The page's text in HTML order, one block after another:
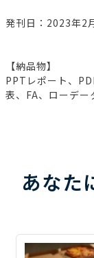
発刊日：2023年2
【納品物】
PPTレポート、
表、FA、ローデ
あなた